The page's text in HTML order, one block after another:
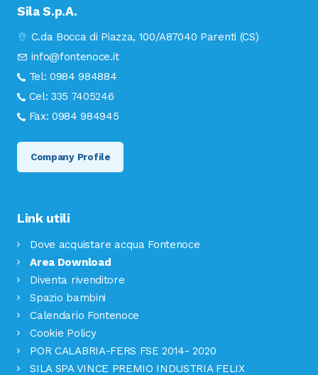
Sila S.p.A.
C.da Bocca di Piazza, 100/A87040 Parenti (CS)
info@fontenoce.it
Tel:0984 984884
Cel:335 7405246
Fax:0984 984945
Company Profile
Link utili
Dove acquistare acqua Fontenoce
Area Download
Diventa rivenditore
Spazio bambini
Calendario Fontenoce
Cookie Policy
POR CALABRIA-FERS FSE 2014- 2020
SILA SPA VINCE PREMIO INDUSTRIA FELIX